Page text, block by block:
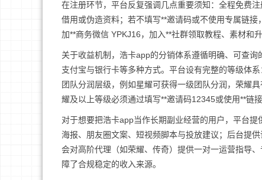
在注册环节，平台反复强调几点重要须知：全程免费
借用或伪造资料；若不填写**邀请码或不使用专属链
加**商务微信 YPKJ16，加入**社群领取教程、素材和升
关于收益机制，浩卡app的分销体系遵循明确、可查
支付宝与银行卡等多种方式。平台设有完整的等级体
团队分润层级，例如星耀可获得一级团队分润，荣耀
耀及以上等级必须通过填写**邀请码12345或使用**链
对于想要把浩卡app当作长期副业经营的用户，平台
海报、朋友圈文案、短视频脚本与投放建议；后台提
会对高阶代理（如荣耀、传奇）提供一对一运营指导
障了合规稳定的收入来源。